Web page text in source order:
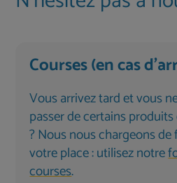
Courses (en cas
Vous arrivez tard et vous
passer de certains
? Nous nous chargeons de
votre place : utilisez notre
courses.